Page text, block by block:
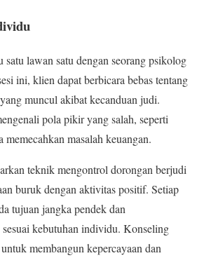
satu lawan satu dengan seorang psikolog
ini, klien dapat berbicara bebas tentang
muncul akibat kecanduan judi.
pola pikir yang salah, seperti
masalah keuangan.
teknik mengontrol dorongan berjudi
buruk dengan aktivitas positif. Setiap
tujuan jangka pendek dan
kebutuhan individu. Konseling
membangun kepercayaan dan